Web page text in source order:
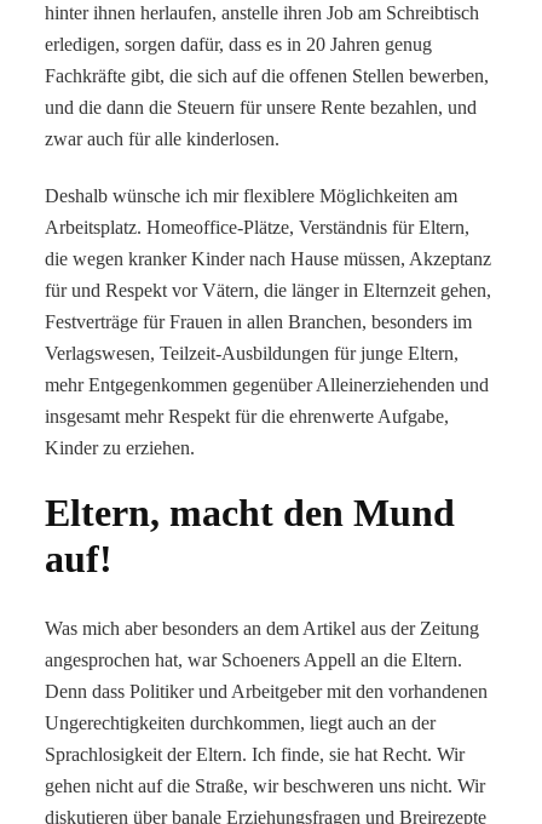
hinter ihnen herlaufen, anstelle ihren Job am Schreibtisch
erledigen, sorgen dafür, dass es in 20 Jahren genug
Fachkräfte gibt, die sich auf die offenen Stellen bewerben,
und die dann die Steuern für unsere Rente bezahlen, und
zwar auch für alle kinderlosen.
Deshalb wünsche ich mir flexiblere Möglichkeiten am
Arbeitsplatz. Homeoffice-Plätze, Verständnis für Eltern,
die wegen kranker Kinder nach Hause müssen, Akzeptanz
für und Respekt vor Vätern, die länger in Elternzeit gehen,
Festverträge für Frauen in allen Branchen, besonders im
Verlagswesen, Teilzeit-Ausbildungen für junge Eltern,
mehr Entgegenkommen gegenüber Alleinerziehenden und
insgesamt mehr Respekt für die ehrenwerte Aufgabe,
Kinder zu erziehen.
Eltern, macht den Mund
auf!
Was mich aber besonders an dem Artikel aus der Zeitung
angesprochen hat, war Schoeners Appell an die Eltern.
Denn dass Politiker und Arbeitgeber mit den vorhandenen
Ungerechtigkeiten durchkommen, liegt auch an der
Sprachlosigkeit der Eltern. Ich finde, sie hat Recht. Wir
gehen nicht auf die Straße, wir beschweren uns nicht. Wir
diskutieren über banale Erziehungsfragen und Breirezepte